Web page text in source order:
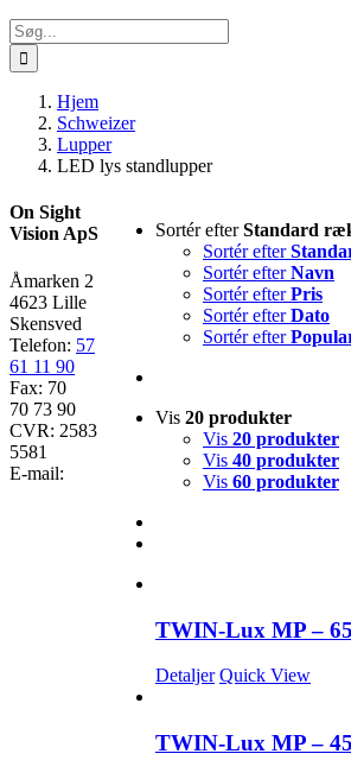
Søg
efter:
Hjem
Schweizer
Lupper
LED lys standlupper
Sortér efterStandard
Sortér efter
Sortér efterNavn
Sortér efterPris
Sortér efterDato
Sortér efter
Vis 20 produkter
Vis 20 produkter
Vis 40 produkter
Vis 60 produkter
TWIN-Lux MP –
Detaljer Quick View
TWIN-Lux MP –
On Sight
Vision ApS
Åmarken 2
4623 Lille
Skensved
Telefon: 57
61 11 90
Fax: 70
70 73 90
CVR: 2583
5581
E-mail: